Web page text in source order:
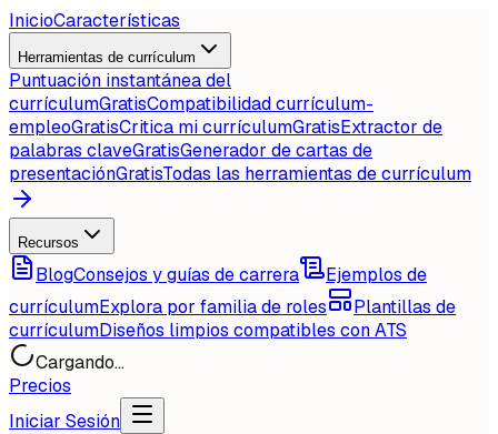
InicioCaracterísticas
Herramientas de currículum
Puntuación instantánea del
currículumGratisCompatibilidad currículum-
empleoGratisCritica mi currículumGratisExtractor de
palabras claveGratisGenerador de cartas de
presentaciónGratisTodas las herramientas de currículum
Recursos
BlogConsejos y guías de carrera
Ejemplos de
currículumExplora por familia de roles
Plantillas de
currículumDiseños limpios compatibles con ATS
Cargando...
Precios
Iniciar Sesión